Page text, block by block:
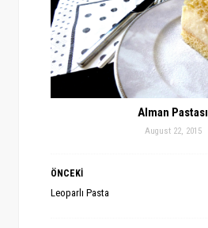
Alman Pastası
August 22, 2015
ÖNCEKİ
Leoparlı Pasta